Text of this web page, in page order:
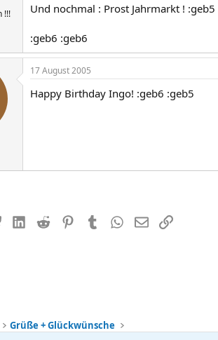
!!! Und nochmal : Prost Jahrmarkt !
:geb6 :geb6
17 August 2005
Happy Birthday Ingo! :geb6 :geb5
BlueskyLinkedIn
Reddit PinterestTumblrWhatsApp
E-MailLink
Grüße + Glückwünsche